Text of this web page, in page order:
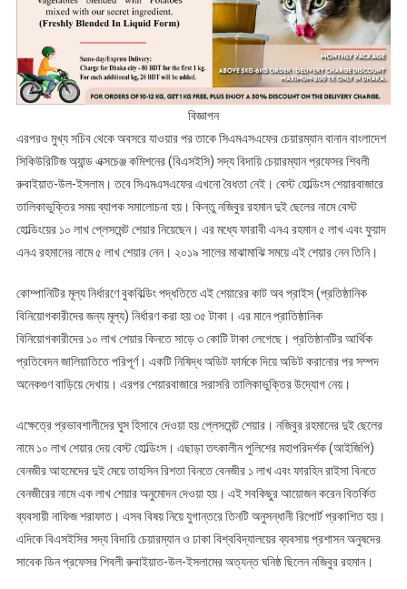
বিজ্ঞাপন
এরপরও মুখ্য সচিব থেকে অবসরে যাওয়ার পর তাকে সিএমএসএফের চেয়ারম্যান বানান বাংলাদেশ
সিকিউরিটিজ অ্যান্ড এক্সচেঞ্জ কমিশনের (বিএসইসি) সদ্য বিদায়ি চেয়ারম্যান প্রফেসর শিবলী
রুবাইয়াত-উল-ইসলাম। তবে সিএমএসএফের এখনো বৈধতা নেই। বেস্ট হোল্ডিংস শেয়ারবাজারে
তালিকাভুক্তির সময় ব্যাপক সমালোচনা হয়। কিন্তু নজিবুর রহমান দুই ছেলের নামে বেস্ট
হোল্ডিংয়ের ১০ লাখ প্লেসমেন্ট শেয়ার নিয়েছেন। এর মধ্যে ফারাবী এনএ রহমান ৫ লাখ এবং ফুয়াদ
এনএ রহমানের নামে ৫ লাখ শেয়ার নেন। ২০১৯ সালের মাঝামাঝি সময়ে এই শেয়ার নেন তিনি।
কোম্পানিটির মূল্য নির্ধারণে বুকবিল্ডিং পদ্ধতিতে এই শেয়ারের কাট অব প্রাইস (প্রতিষ্ঠানিক
বিনিয়োগকারীদের জন্য মূল্য) নির্ধারণ করা হয় ৩৫ টাকা। এর মানে প্রাতিষ্ঠানিক
বিনিয়োগকারীদের ১০ লাখ শেয়ার কিনতে সাড়ে ৩ কোটি টাকা লেগেছে। প্রতিষ্ঠানটির আর্থিক
প্রতিবেদন জালিয়াতিতে পরিপূর্ণ। একটি নিষিদ্ধ অডিট ফার্মকে দিয়ে অডিট করানোর পর সম্পদ
অনেকগুণ বাড়িয়ে দেখায়। এরপর শেয়ারবাজারে সরাসরি তালিকাভুক্তির উদ্যোগ নেয়।
এক্ষেত্রে প্রভাবশালীদের ঘুস হিসাবে দেওয়া হয় প্লেসমেন্ট শেয়ার। নজিবুর রহমানের দুই ছেলের
নামে ১০ লাখ শেয়ার দেয় বেস্ট হোল্ডিংস। এছাড়া তৎকালীন পুলিশের মহাপরিদর্শক (আইজিপি)
বেনজীর আহমেদের দুই মেয়ে তাহসিন রিশতা বিনতে বেনজীর ১ লাখ এবং ফারহিন রাইসা বিনতে
বেনজীরের নামে এক লাখ শেয়ার অনুমোদন দেওয়া হয়। এই সবকিছুর আয়োজন করেন বিতর্কিত
ব্যবসায়ী নাফিজ শরাফাত। এসব বিষয় নিয়ে যুগান্তরে তিনটি অনুসন্ধানী রিপোর্ট প্রকাশিত হয়।
এদিকে বিএসইসির সদ্য বিদায়ি চেয়ারম্যান ও ঢাকা বিশ্ববিদ্যালয়ের ব্যবসায় প্রশাসন অনুষদের
সাবেক ডিন প্রফেসর শিবলী রুবাইয়াত-উল-ইসলামের অত্যন্ত ঘনিষ্ঠ ছিলেন নজিবুর রহমান।